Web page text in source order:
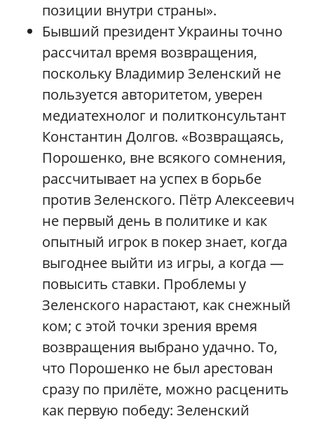
позиции внутри страны».
Бывший президент Украины точно
рассчитал время возвращения,
поскольку Владимир Зеленский не
пользуется авторитетом, уверен
медиатехнолог и политконсультант
Константин Долгов. «Возвращаясь,
Порошенко, вне всякого сомнения,
рассчитывает на успех в борьбе
против Зеленского. Пётр Алексеевич
не первый день в политике и как
опытный игрок в покер знает, когда
выгоднее выйти из игры, а когда —
повысить ставки. Проблемы у
Зеленского нарастают, как снежный
ком; с этой точки зрения время
возвращения выбрано удачно. То,
что Порошенко не был арестован
сразу по прилёте, можно расценить
как первую победу: Зеленский